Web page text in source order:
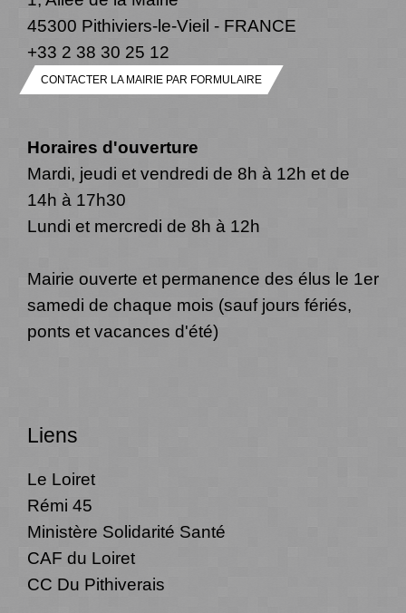
45300 Pithiviers-le-Vieil - FRANCE
+33 2 38 30 25 12
CONTACTER LA MAIRIE PAR FORMULAIRE
Horaires d'ouverture
Mardi, jeudi et vendredi de 8h à 12h et de
14h à 17h30
Lundi et mercredi de 8h à 12h
Mairie ouverte et permanence des élus le 1er
samedi de chaque mois (sauf jours fériés,
ponts et vacances d'été)
Liens
Le Loiret
Rémi 45
Ministère Solidarité Santé
CAF du Loiret
CC Du Pithiverais